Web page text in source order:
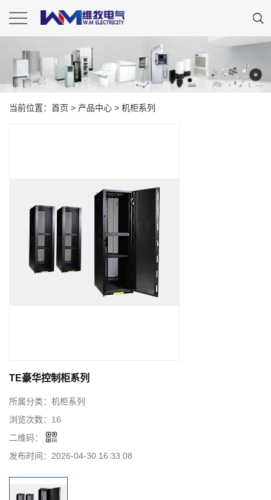
当前位置： 首页 > 产品中心 > 机柜系列
TE豪华控制柜系列
所属分类： 机柜系列
浏览次数： 16
二维码：
发布时间： 2026-04-30 16:33:08